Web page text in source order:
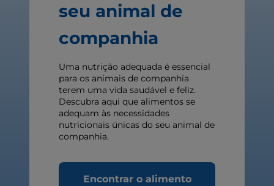
seu animal de
companhia
Uma nutrição adequada é essencial
para os animais de companhia
terem uma vida saudável e feliz.
Descubra aqui que alimentos se
adequam às necessidades
nutricionais únicas do seu animal de
companhia.
Encontrar o alimento